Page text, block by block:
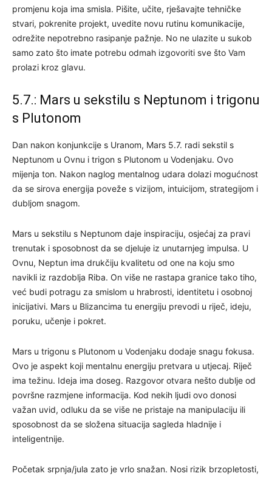
promjenu koja ima smisla. Pišite, učite, rješavajte tehničke
stvari, pokrenite projekt, uvedite novu rutinu komunikacije,
odrežite nepotrebno rasipanje pažnje. No ne ulazite u sukob
samo zato što imate potrebu odmah izgovoriti sve što Vam
prolazi kroz glavu.
5.7.: Mars u sekstilu s Neptunom i trigonu
s Plutonom
Dan nakon konjunkcije s Uranom, Mars 5.7. radi sekstil s
Neptunom u Ovnu i trigon s Plutonom u Vodenjaku. Ovo
mijenja ton. Nakon naglog mentalnog udara dolazi mogućnost
da se sirova energija poveže s vizijom, intuicijom, strategijom i
dubljom snagom.
Mars u sekstilu s Neptunom daje inspiraciju, osjećaj za pravi
trenutak i sposobnost da se djeluje iz unutarnjeg impulsa. U
Ovnu, Neptun ima drukčiju kvalitetu od one na koju smo
navikli iz razdoblja Riba. On više ne rastapa granice tako tiho,
već budi potragu za smislom u hrabrosti, identitetu i osobnoj
inicijativi. Mars u Blizancima tu energiju prevodi u riječ, ideju,
poruku, učenje i pokret.
Mars u trigonu s Plutonom u Vodenjaku dodaje snagu fokusa.
Ovo je aspekt koji mentalnu energiju pretvara u utjecaj. Riječ
ima težinu. Ideja ima doseg. Razgovor otvara nešto dublje od
površne razmjene informacija. Kod nekih ljudi ovo donosi
važan uvid, odluku da se više ne pristaje na manipulaciju ili
sposobnost da se složena situacija sagleda hladnije i
inteligentnije.
Početak srpnja/jula zato je vrlo snažan. Nosi rizik brzopletosti,